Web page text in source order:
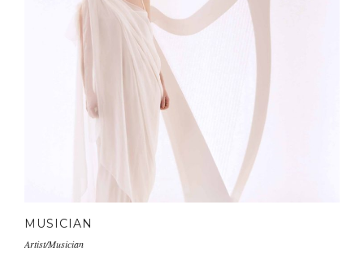
MUSICIAN
Artist/Musician